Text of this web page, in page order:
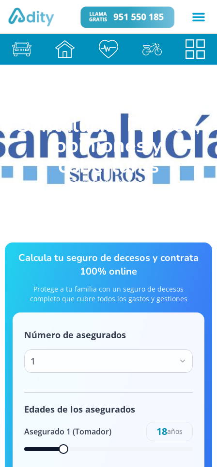
Santalucía: Precios,
opiniones y
coberturas
Seguros de Decesos
Calcula tu seguro de decesos y contrata
100% online
Protege a tu familia con un seguro de decesos
completo que cubre todos los gastos y gestiones
Número de asegurados
1
Edades de los asegurados
Asegurado 1 (Tomador) 18años